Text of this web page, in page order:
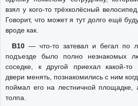
взял у кого-то трёхколёсный
Говорит, что может я тут долго ещё
вроде как.
В10— что-то затевал и бегал по
подъезде было полно незнакомых
соседке, к другой приехал какой-то
двери менять, познакомились с ним
поймал его на лестничной
толпа.